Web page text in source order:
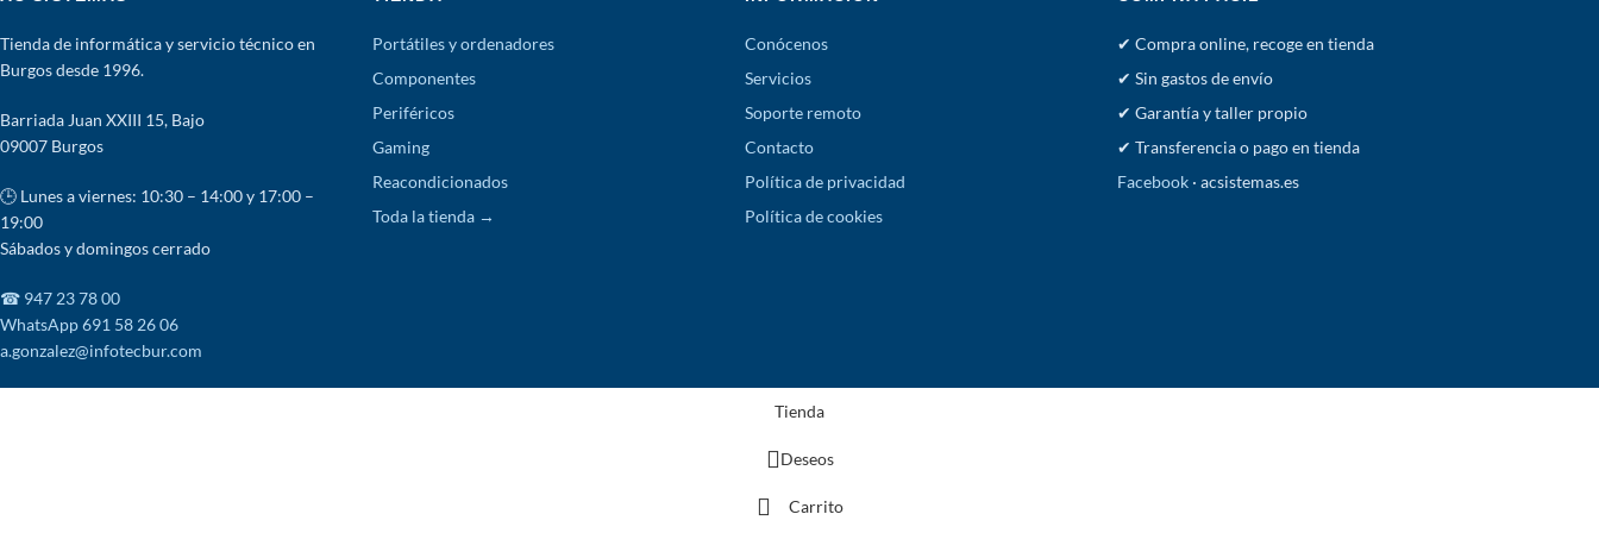
Tienda de informática y servicio técnico en
Burgos desde 1996.
Barriada Juan XXIII 15, Bajo
09007 Burgos
🕒 Lunes a viernes: 10:30 – 14:00 y 17:00 –
19:00
Sábados y domingos cerrado
☎ 947 23 78 00
WhatsApp 691 58 26 06
a.gonzalez@infotecbur.com
Portátiles y ordenadores
Componentes
Periféricos
Gaming
Reacondicionados
Toda la tienda →
Conócenos
Servicios
Soporte remoto
Contacto
Política de privacidad
Política de cookies
✔ Compra online, recoge en tienda
✔ Sin gastos de envío
✔ Garantía y taller propio
✔ Transferencia o pago en tienda
Facebook· acsistemas.es
Tienda
Deseos
Carrito